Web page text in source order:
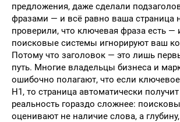
предложения, даже сделали
фразами — и всё равно ваша страница
проверили, что ключевая фраза есть —
поисковые системы игнорируют ваш
Потому что заголовок — это лишь
путь. Многие владельцы бизнеса и
ошибочно полагают, что если
H1, то страница автоматически
реальность гораздо сложнее:
оценивают не наличие слова, а